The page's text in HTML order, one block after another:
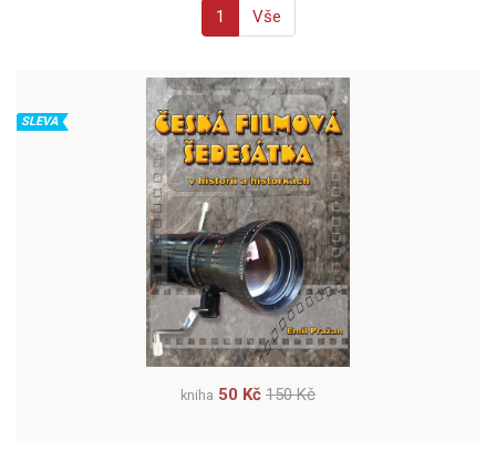
1 Vše
SLEVA
kniha 50 Kč 150 Kč